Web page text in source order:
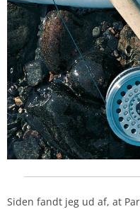
Siden fandt jeg ud af, at